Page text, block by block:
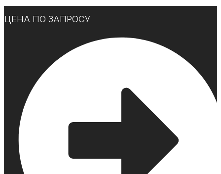
ЦЕНА ПО ЗАПРОСУ